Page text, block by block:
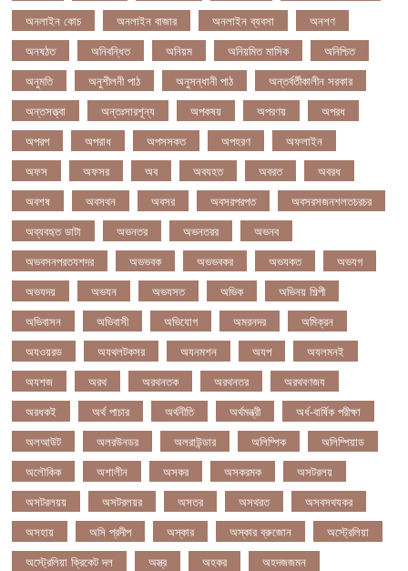
অনলাইন কোচ
অনলাইন বাজার অনলাইন ব্যবসা
অনশণ
অনষঠত
অনিবন্ধিত অনিয়ম অনিয়মিত মাসিক
অনিশ্চিত
অনুমতি
অনুশীলনী পাঠ অনুসন্ধানী পাঠ
অন্তর্বর্তীকালীন সরকার
অন্তসত্ত্বা
অন্তঃসারশূন্য অপকষয় অপরণয়
অপরধ
অপরপ
অপরাধ অপসসকত অপহরণ
অফলাইন
অফস
অফসর অব অবযহত অবরত
অবরধ
অবশষ
অবসথন অবসর অবসরপরপত
অবসরসজনশলতচরচর
অব্যবহৃত ডাটা
অভনতর অভনতরর
অভনব
অভবসনপরতযশদর
অভভবক অভভবকর অভযকত
অভযগ
অভযদয়
অভযন অভযসত অভিক
অভিনয় শিল্পী
অভিবাসন
অভিবাসী অভিযোগ অমরনদর
অমিক্রন
অযওয়রড
অযথলটকসর অযনমশন অযপ
অযলমনই
অযশজ
অরথ অরথনতক অরথনতর
অরথবণজয
অরধকই
অর্থ পাচার অর্থনীতি অর্থমন্ত্রী
অর্ধ-বার্ষিক পরীক্ষা
অলআউট
অলরউনডর অলরাউন্ডার অলিম্পিক
অলিম্পিয়াড
অলৌকিক
অশালীন অসকর অসকরমক
অসটরলয়
অসটরলয়য়
অসটরলয়র অসতর অসথরত
অসবসথযকর
অসহায়
অসি প্রদীপ অস্কার অস্কার ব্রুজোন
অস্ট্রেলিয়া
অস্ট্রেলিয়া ক্রিকেট দল
অস্ত্র অহকর
অহদজজমন